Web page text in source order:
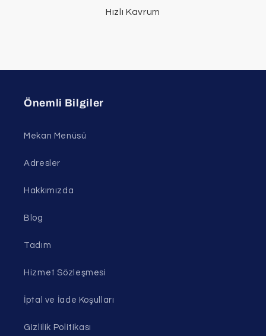
Hızlı Kavrum
Önemli Bilgiler
Mekan Menüsü
Adresler
Hakkımızda
Blog
Tadım
Hizmet Sözleşmesi
İptal ve İade Koşulları
Gizlilik Politikası